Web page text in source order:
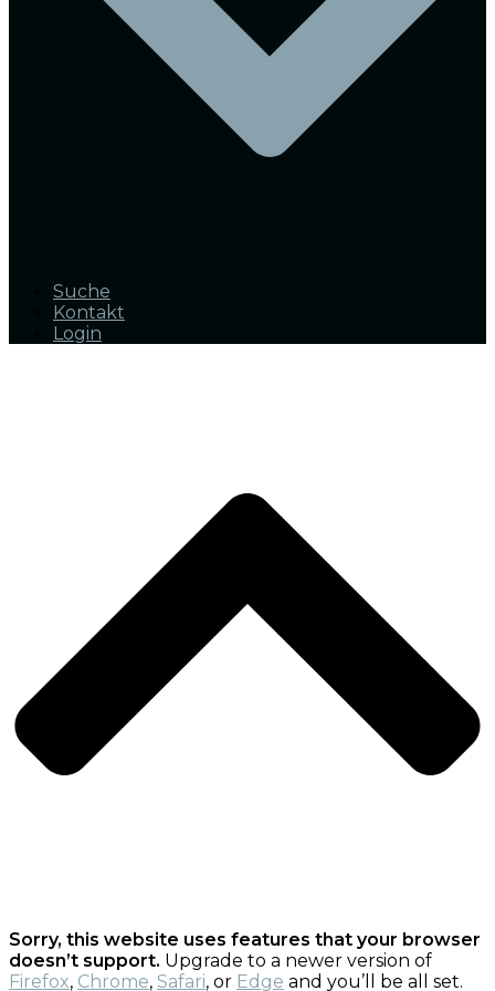
Suche
Kontakt
Login
Sorry, this website uses features that your browser
doesn’t support. Upgrade to a newer version of
Firefox, Chrome, Safari, or Edge and you’ll be all set.